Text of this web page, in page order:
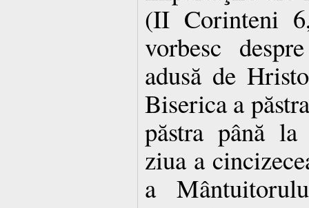
(II Corinteni
vorbesc
adusă de
Biserica a
păstra până
ziua a
a